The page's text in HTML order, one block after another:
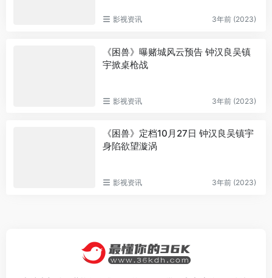
影视资讯 3年前 (2023)
《困兽》曝赌城风云预告 钟汉良吴镇
宇掀桌枪战
影视资讯 3年前 (2023)
《困兽》定档10月27日 钟汉良吴镇宇
身陷欲望漩涡
影视资讯 3年前 (2023)